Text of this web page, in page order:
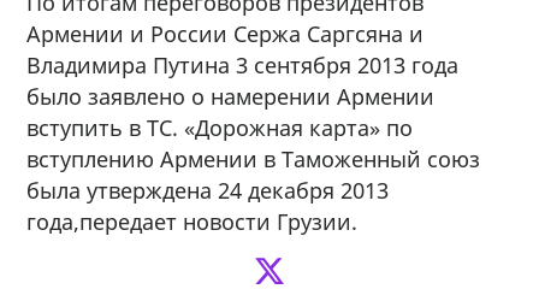
Армении и России Сержа Саргсяна и
Владимира Путина 3 сентября 2013 года
было заявлено о намерении Армении
вступить в ТС. «Дорожная карта» по
вступлению Армении в Таможенный союз
была утверждена 24 декабря 2013
года,передает новости Грузии.